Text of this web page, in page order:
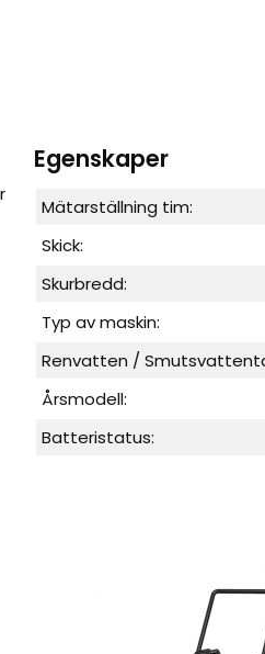
Egenskaper
Mätarställning tim:
Skick:
Skurbredd:
Typ av maskin:
Renvatten /
Årsmodell:
Batteristatus: